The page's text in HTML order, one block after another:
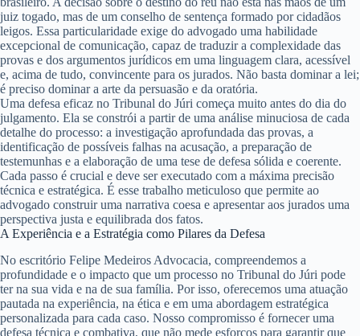
juiz togado, mas de um conselho de sentença formado por cidadãos
leigos. Essa particularidade exige do advogado uma habilidade
excepcional de comunicação, capaz de traduzir a complexidade das
provas e dos argumentos jurídicos em uma linguagem clara, acessível
e, acima de tudo, convincente para os jurados. Não basta dominar a lei;
é preciso dominar a arte da persuasão e da oratória.
Uma defesa eficaz no Tribunal do Júri começa muito antes do dia do
julgamento. Ela se constrói a partir de uma análise minuciosa de cada
detalhe do processo: a investigação aprofundada das provas, a
identificação de possíveis falhas na acusação, a preparação de
testemunhas e a elaboração de uma tese de defesa sólida e coerente.
Cada passo é crucial e deve ser executado com a máxima precisão
técnica e estratégica. É esse trabalho meticuloso que permite ao
advogado construir uma narrativa coesa e apresentar aos jurados uma
perspectiva justa e equilibrada dos fatos.
A Experiência e a Estratégia como Pilares da Defesa
No escritório Felipe Medeiros Advocacia, compreendemos a
profundidade e o impacto que um processo no Tribunal do Júri pode
ter na sua vida e na de sua família. Por isso, oferecemos uma atuação
pautada na experiência, na ética e em uma abordagem estratégica
personalizada para cada caso. Nosso compromisso é fornecer uma
defesa técnica e combativa, que não mede esforços para garantir que